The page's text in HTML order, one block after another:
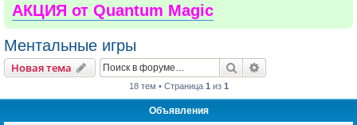
АКЦИЯ от Quantum Magic
Ментальные игры
Новая тема Поиск
18 тем • Страница 1 из 1
Объявления